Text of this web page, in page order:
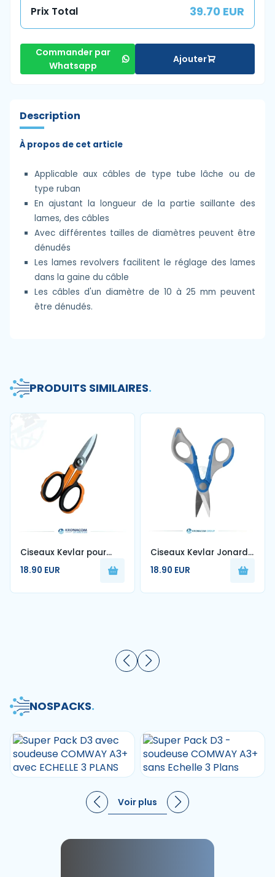
Prix Total 39.70 EUR
Commander par
Whatsapp
Ajouter
Description
À propos de cet article
Applicable aux câbles de type tube lâche ou de
type ruban
En ajustant la longueur de la partie saillante des
lames, des câbles
Avec différentes tailles de diamètres peuvent être
dénudés
Les lames revolvers facilitent le réglage des lames
dans la gaine du câble
Les câbles d'un diamètre de 10 à 25 mm peuvent
être dénudés.
PRODUITS SIMILAIRES.
Ciseaux Kevlar pour
fibre optique
18.90 EUR
Ciseaux Kevlar Jonard
Coupe fibre optique
18.90 EUR
NOSPACKS.
Voir plus